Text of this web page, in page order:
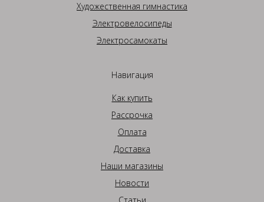
Художественная гимнастика
Электровелосипеды
Электросамокаты
Навигация
Как купить
Рассрочка
Оплата
Доставка
Наши магазины
Новости